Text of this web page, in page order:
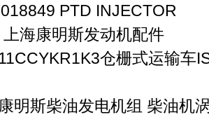
PTD INJECTOR
海康明斯发动机配件
仓栅式运输车
明斯柴油发电机组 柴油机